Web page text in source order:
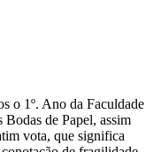
o 1º. Ano da Faculdade
Bodas de Papel, assim
vota, que significa